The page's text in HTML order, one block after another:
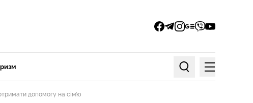
facebook
telegram
instagram
google_news
viberyoutube
Пошук по статтях
Меню
допомогу на сім’ю